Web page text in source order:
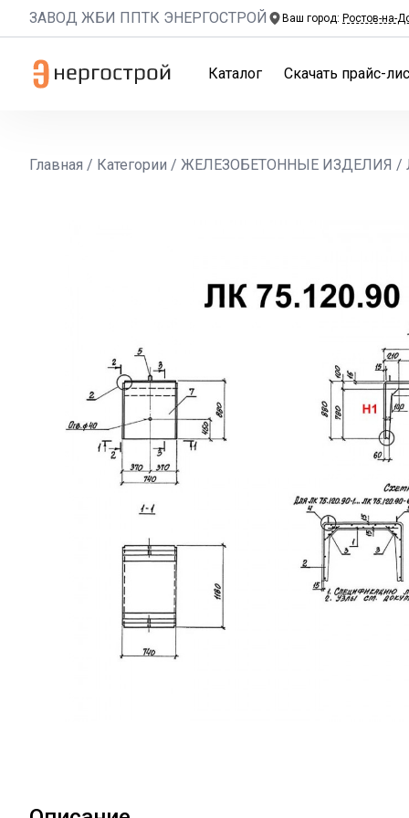
ЗАВОД ЖБИ ППТК ЭНЕРГОСТРОЙ Ваш город: Ростов-на-
Каталог Скачать прайс-
Главная / Категории / ЖЕЛЕЗОБЕТОННЫЕ ИЗДЕЛИЯ /